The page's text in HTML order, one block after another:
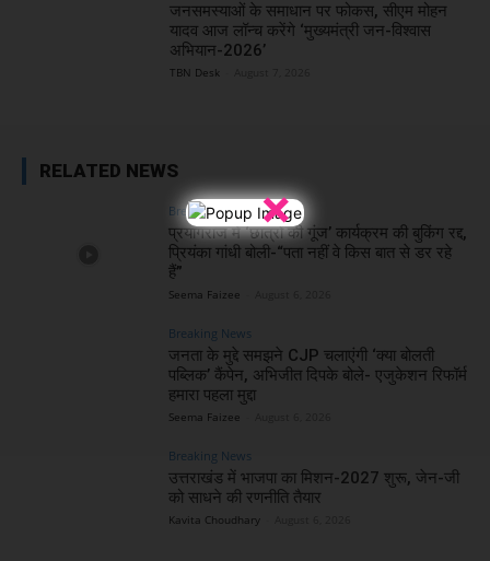
×
जनसमस्याओं के समाधान पर फोकस, सीएम मोहन
यादव आज लॉन्च करेंगे ‘मुख्यमंत्री जन-विश्वास
अभियान-2026’
TBN Desk
RELATED NEWS
Breaking News
प्रयागराज में ‘छात्रों की गूंज’ कार्यक्रम की बुकिंग रद्द,
प्रियंका गांधी बोली-“पता नहीं वे किस बात से डर रहे
हैं”
Seema Faizee
Breaking News
जनता के मुद्दे समझने CJP चलाएंगी ‘क्या बोलती
पब्लिक’ कैंपेन, अभिजीत दिपके बोले- एजुकेशन रिफॉर्म
हमारा पहला मुद्दा
Seema Faizee
Breaking News
उत्तराखंड में भाजपा का मिशन-2027 शुरू, जेन-जी
को साधने की रणनीति तैयार
Kavita Choudhary